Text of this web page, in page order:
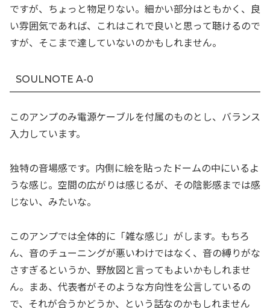
ですが、ちょっと物足りない。細かい部分はともかく、良
い雰囲気であれば、これはこれで良いと思って聴けるので
すが、そこまで達していないのかもしれません。
SOULNOTE A-0
このアンプのみ電源ケーブルを付属のものとし、バランス
入力しています。
独特の音場感です。内側に絵を貼ったドームの中にいるよ
うな感じ。空間の広がりは感じるが、その陰影感までは感
じない、みたいな。
このアンプでは全体的に「雑な感じ」がします。もちろ
ん、音のチューニングが悪いわけではなく、音の縛りがな
さすぎるというか、野放図と言ってもよいかもしれませ
ん。まあ、代表者がそのような方向性を公言しているの
で、それが合うかどうか、という話なのかもしれません